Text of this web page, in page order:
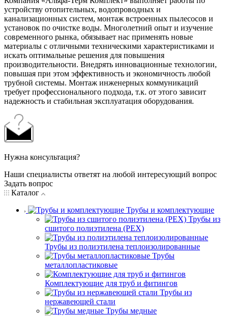
устройству отопительных, водопроводных и
канализационных систем, монтаж встроенных пылесосов и
установок по очистке воды. Многолетний опыт и изучение
современного рынка, обязывает нас применять новые
материалы с отличными техническими характеристиками и
искать оптимальные решения для повышения
производительности. Внедрять инновационные технологии,
повышая при этом эффективность и экономичность любой
трубной системы. Монтаж инженерных коммуникаций
требует профессионального подхода, т.к. от этого зависит
надежность и стабильная эксплуатация оборудования.
Нужна консультация?
Наши специалисты ответят на любой интересующий вопрос
Задать вопрос
Каталог
Трубы и комплектующие
Трубы из
сшитого полиэтилена (PEX)
Трубы из полиэтилена теплоизолированные
Трубы
металлопластиковые
Комплектующие для труб и фитингов
Трубы из
нержавеющей стали
Трубы медные